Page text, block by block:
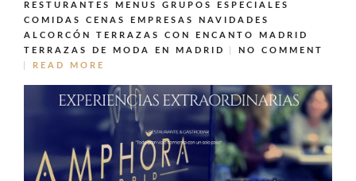
RESTURANTES MENUS GRUPOS ESPECIALES
COMIDAS CENAS EMPRESAS NAVIDADES
ALCORCÓN
TERRAZAS CON ENCANTO MADRID
TERRAZAS DE MODA EN MADRID
NO COMMENT
READ MORE